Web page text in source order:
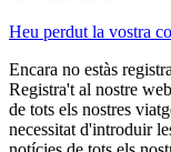
Heu perdut la vostra
Encara no estàs
Registra't al nostre
de tots els nostres
necessitat d'introduir